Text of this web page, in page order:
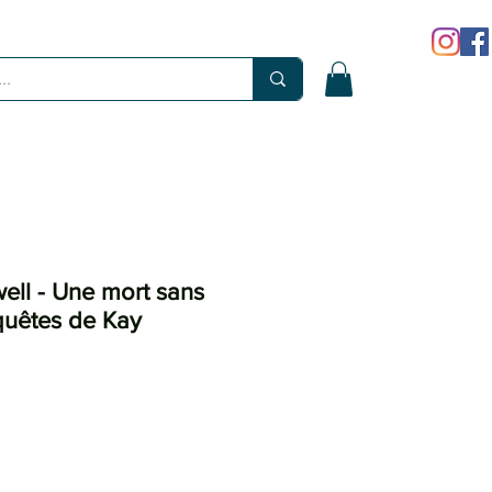
- Une mort sans
de Kay